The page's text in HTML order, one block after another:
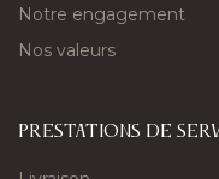
Notre engagement
Nos valeurs
PRESTATIONS DE